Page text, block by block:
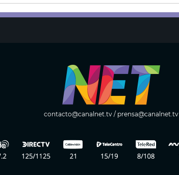
contacto@canalnet.tv/ prensa@canalnet.tv